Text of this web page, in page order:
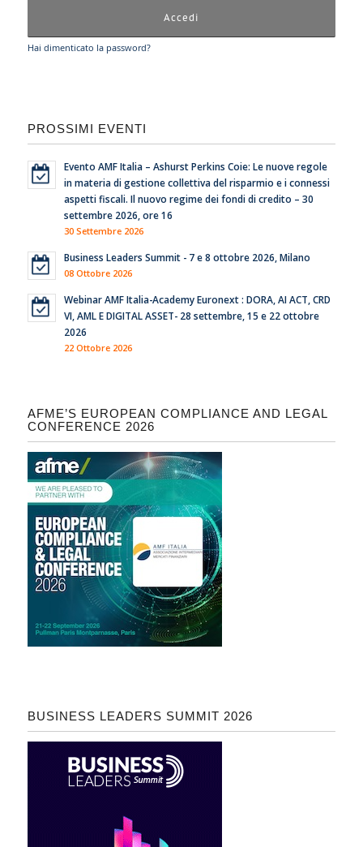
Hai dimenticato la password?
PROSSIMI EVENTI
Evento AMF Italia – Ashurst Perkins Coie: Le nuove regole
in materia di gestione collettiva del risparmio e i connessi
aspetti fiscali. Il nuovo regime dei fondi di credito – 30
settembre 2026, ore 16
30 Settembre 2026
Business Leaders Summit - 7 e 8 ottobre 2026, Milano
08 Ottobre 2026
Webinar AMF Italia-Academy Euronext : DORA, AI ACT, CRD
VI, AML E DIGITAL ASSET- 28 settembre, 15 e 22 ottobre
2026
22 Ottobre 2026
AFME’S EUROPEAN COMPLIANCE AND LEGAL
CONFERENCE 2026
BUSINESS LEADERS SUMMIT 2026